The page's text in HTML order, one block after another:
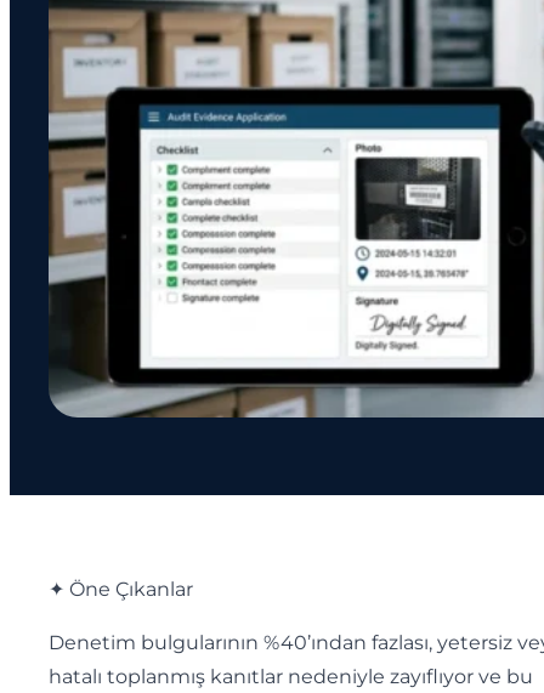
✦ Öne Çıkanlar
Denetim bulgularının %40’ından fazlası, yetersiz
hatalı toplanmış kanıtlar nedeniyle zayıflıyor ve bu